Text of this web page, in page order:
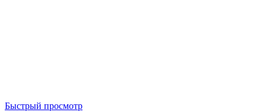
Быстрый просмотр